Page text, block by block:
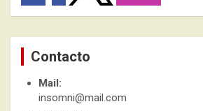
Contacto
Mail:
insomni@mail.com